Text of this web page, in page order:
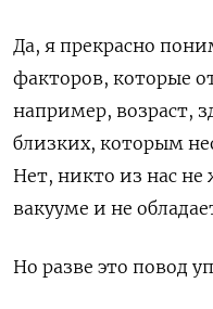
Да, я прекрасно
факторов, которые
например, возраст,
близких, которым
Нет, никто из нас
вакууме и не
Но разве это повод